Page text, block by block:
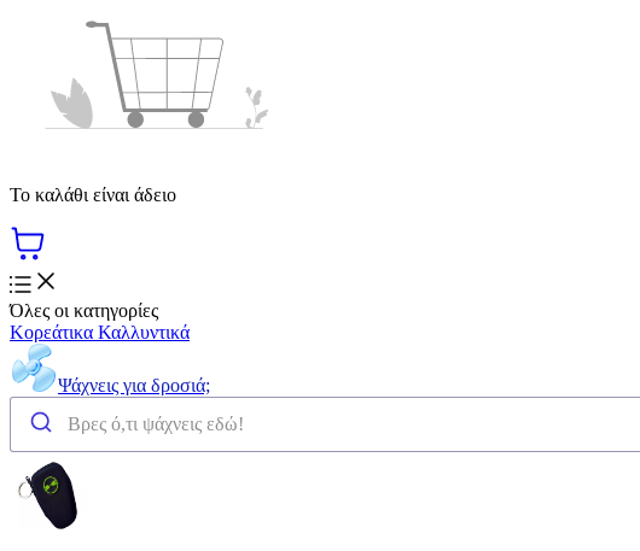
Το καλάθι είναι άδειο
Όλες οι κατηγορίες
Κορεάτικα Καλλυντικά
Ψάχνεις για δροσιά;